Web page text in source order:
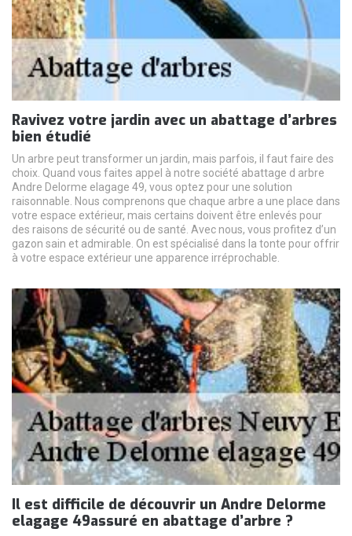
Ravivez votre jardin avec un abattage d’arbres
bien étudié
Un arbre peut transformer un jardin, mais parfois, il faut faire des
choix. Quand vous faites appel à notre société abattage d arbre
Andre Delorme elagage 49, vous optez pour une solution
raisonnable. Nous comprenons que chaque arbre a une place dans
votre espace extérieur, mais certains doivent être enlevés pour
des raisons de sécurité ou de santé. Avec nous, vous profitez d’un
gazon sain et admirable. On est spécialisé dans la tonte pour offrir
à votre espace extérieur une apparence irréprochable.
Il est difficile de découvrir un Andre Delorme
elagage 49assuré en abattage d’arbre ?